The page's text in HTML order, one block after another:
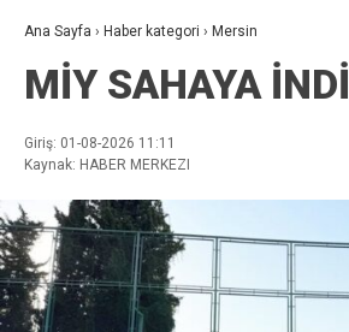
Ana Sayfa › Haber kategori › Mersin
MİY SAHAYA İNDİ
Giriş: 01-08-2026 11:11
Kaynak: HABER MERKEZI